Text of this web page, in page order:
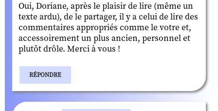
Oui, Doriane, après le plaisir de lire (même un
texte ardu), de le partager, il y a celui de lire des
commentaires appropriés comme le votre et,
accessoirement un plus ancien, personnel et
plutôt drôle. Merci à vous !
RÉPONDRE